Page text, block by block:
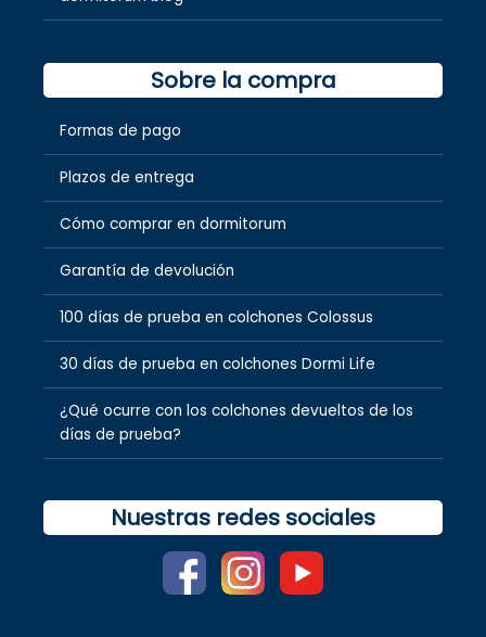
Sobre la compra
Formas de pago
Plazos de entrega
Cómo comprar en dormitorum
Garantía de devolución
100 días de prueba en colchones Colossus
30 días de prueba en colchones Dormi Life
¿Qué ocurre con los colchones devueltos de los
días de prueba?
Nuestras redes sociales